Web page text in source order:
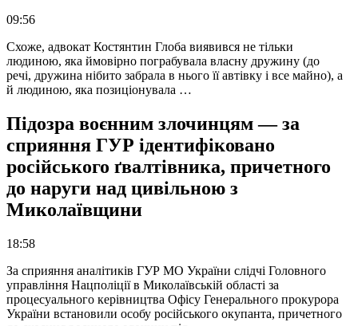
09:56
Схоже, адвокат Костянтин Глоба виявився не тільки
людиною, яка ймовірно пограбувала власну дружину (до
речі, дружина нібито забрала в нього її автівку і все майно), а
й людиною, яка позиціонувала …
Підозра воєнним злочинцям — за
сприяння ГУР ідентифіковано
російського ґвалтівника, причетного
до наруги над цивільною з
Миколаївщини
18:58
За сприяння аналітиків ГУР МО України слідчі Головного
управління Нацполіції в Миколаївській області за
процесуального керівництва Офісу Генерального прокурора
України встановили особу російського окупанта, причетного